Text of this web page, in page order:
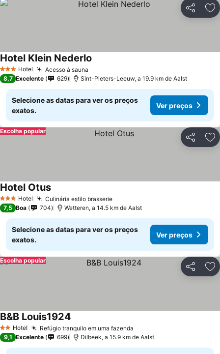
Partilhar
3 EstrelasHotel Acesso à sauna
Hotel Klein Nederlo
8,7 Excelente 629 Sint-Pieters-Leeuw, a 19.9 km de Aalst
Selecione as datas para ver os preços
exatos.
Ver preços
Partilhar
Escolha popular
3 EstrelasHotel Culinária estilo brasserieVer preços
Hotel OtusVer preços
7,5 Boa 704 Wetteren, a 14.5 km de Aalst
Selecione as datas para ver os preços
exatos.
Ver preços
Partilhar
Escolha popular
2 Estrelas
Hotel Refúgio tranquilo em uma fazenda
B&B Louis1924
9,1 Excelente 699 Dilbeek, a 15.9 km de Aalst